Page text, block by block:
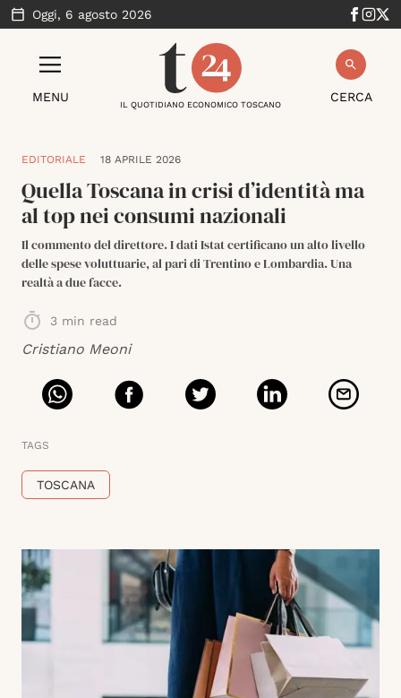
Oggi, 6 agosto 2026
MENU CERCA
IL QUOTIDIANO ECONOMICO TOSCANO
EDITORIALE 18 APRILE 2026
Quella Toscana in crisi d’identità ma
al top nei consumi nazionali
Il commento del direttore. I dati Istat certificano un alto livello
delle spese voluttuarie, al pari di Trentino e Lombardia. Una
realtà a due facce.
3 min read
Cristiano Meoni
TAGS
TOSCANA